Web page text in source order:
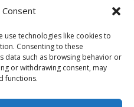
Consent
use technologies like cookies to
Consenting to these
data such as browsing behavior or
or withdrawing consent, may
functions.